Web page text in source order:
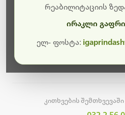
კითხვების
რეაბილიტაციის
ირაკლი
ელ- ფოსტა: